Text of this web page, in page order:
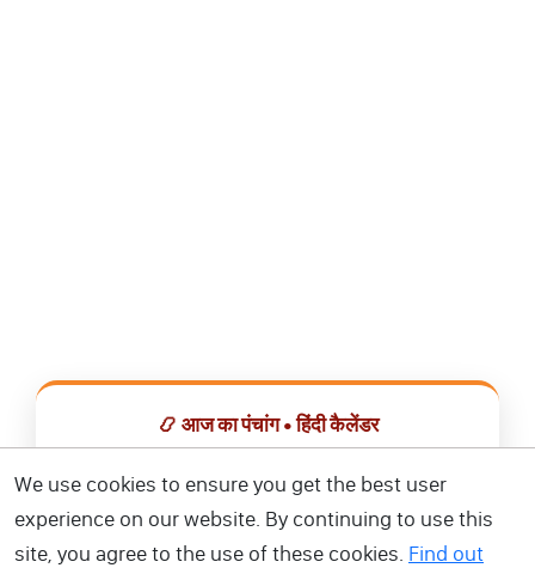
📿 आज का पंचांग • हिंदी कैलेंडर
📅 हिंदी कैलेंडर ऐप डाउनलोड करें
We use cookies to ensure you get the best user
experience on our website. By continuing to use this
site, you agree to the use of these cookies. Find out